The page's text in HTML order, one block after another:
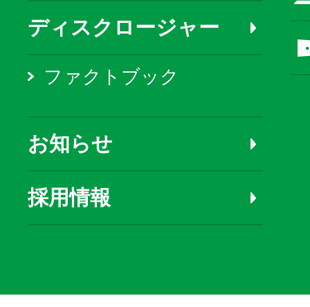
ディスクロージャー
ファクトブック
お知らせ
採用情報